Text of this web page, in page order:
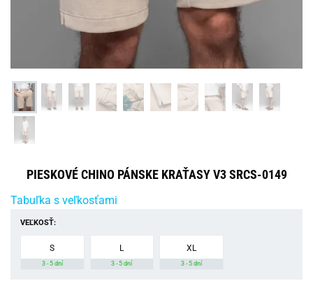
PIESKOVÉ CHINO PÁNSKE KRAŤASY V3 SRCS-0149
Tabuľka s veľkosťami
VEĽKOSŤ:
S
3 - 5 dní
L
3 - 5 dní
XL
3 - 5 dní